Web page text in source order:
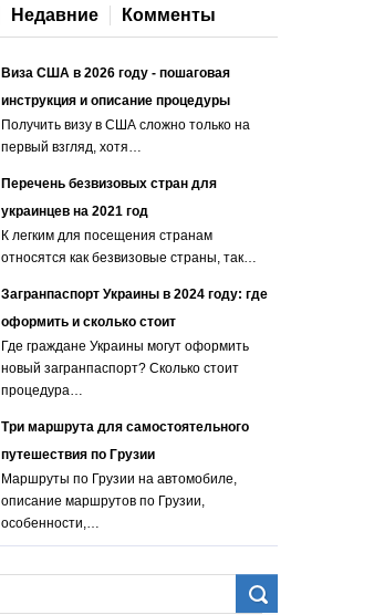
Недавние Комменты
Виза США в 2026 году - пошаговая
инструкция и описание процедуры
Получить визу в США сложно только на
первый взгляд, хотя…
Перечень безвизовых стран для
украинцев на 2021 год
К легким для посещения странам
относятся как безвизовые страны, так…
Загранпаспорт Украины в 2024 году: где
оформить и сколько стоит
Где граждане Украины могут оформить
новый загранпаспорт? Сколько стоит
процедура…
Три маршрута для самостоятельного
путешествия по Грузии
Маршруты по Грузии на автомобиле,
описание маршрутов по Грузии,
особенности,…